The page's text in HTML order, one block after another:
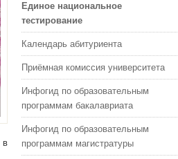
в
Единое национальное
тестирование
Календарь абитуриента
Приёмная комиссия университета
Инфогид по образовательным
программам бакалавриата
Инфогид по образовательным
программам магистратуры